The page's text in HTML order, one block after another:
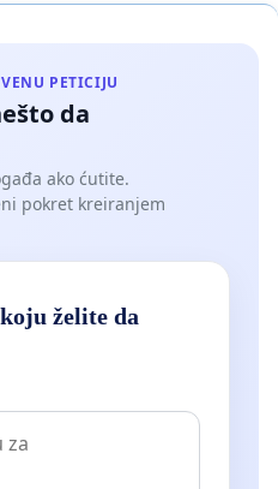
PETICIJU
da
ako ćutite.
pokret kreiranjem
želite da